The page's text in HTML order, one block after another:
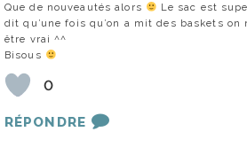
Que de nouveautés alors
Le sac est
dit qu’une fois qu’on a mit des baskets
être vrai ^^
Bisous
0
RÉPONDRE